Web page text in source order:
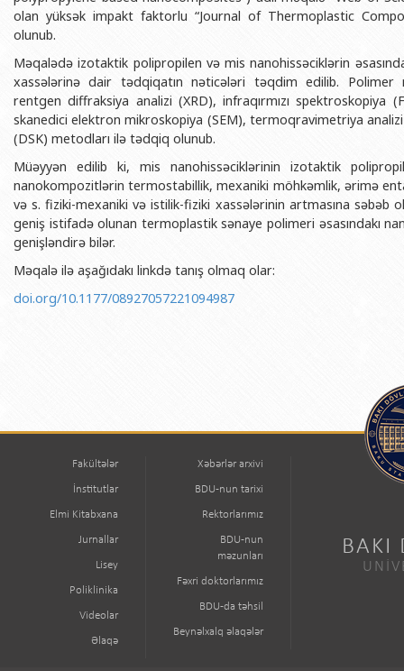
BDU-nun məzunları
Fəxri doktorlarımız
BDU-da təhsil
BDU-da tədris olunan ixtisaslar
Universitet tarixinin ən mühüm hadisələri
İnsan resursları və hüquq şöbəsi
Maliyyə və təminat Departamenti
Keyfiyyətin təminatı, monitorinq
Psixoloji Yardım Sektoru
Mədəniyyət-yaradıcılıq Mərkəzi
İdman-sağlamlıq Mərkəzi
BDU-nun Nəşr Evi
Geologiya fakültəsi
Tarix fakültəsi
Beynəlxalq
Jurnalistika fakültəsi
İnformasiya və
Şərqşünasliq
Şəxsi
olan yüksək impakt faktorlu “Journal of Thermoplastic
olunub.
Məqalədə izotaktik polipropilen və mis nanohissəciklərin
xassələrinə dair tədqiqatın nəticələri təqdim edilib. Polimer
rentgen diffraksiya analizi (XRD), infraqırmızı spektroskopiya
skanedici elektron mikroskopiya (SEM), termoqravimetriya
(DSK) metodları ilə tədqiq olunub.
Müəyyən edilib ki, mis nanohissəciklərinin izotaktik
nanokompozitlərin termostabillik, mexaniki möhkəmlik, ərimə
və s. fiziki-mexaniki və istilik-fiziki xassələrinin artmasına səbəb
geniş istifadə olunan termoplastik sənaye polimeri əsasındakı
genişləndirə bilər.
Məqalə ilə aşağıdakı linkdə tanış olmaq olar:
doi.org/10.1177/08927057221094987
Fakültələr
İnstitutlar
Elmi Kitabxana
Jurnallar
Lisey
Poliklinika
Videolar
Əlaqə
Xəbərlər arxivi
BDU-nun tarixi
Rektorlarımız
BDU-nun
məzunları
Fəxri doktorlarımız
BDU-da təhsil
Beynəlxalq əlaqələr
BAKI